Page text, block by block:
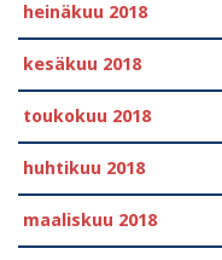
heinäkuu 2018
kesäkuu 2018
toukokuu 2018
huhtikuu 2018
maaliskuu 2018